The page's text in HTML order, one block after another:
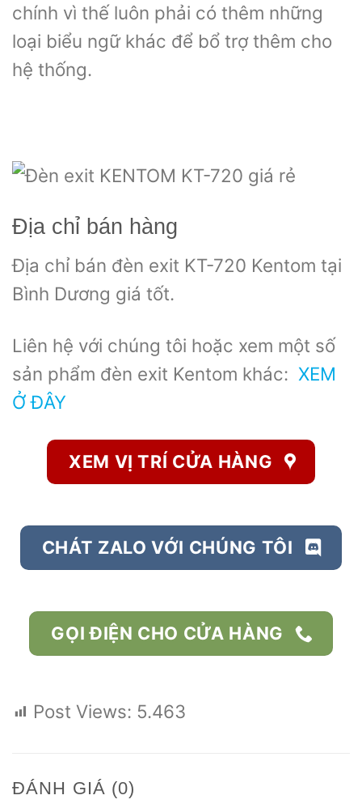
chính vì thế luôn phải có thêm những
loại biểu ngữ khác để bổ trợ thêm cho
hệ thống.
Địa chỉ bán hàng
Địa chỉ bán đèn exit KT-720 Kentom tại
Bình Dương giá tốt.
Liên hệ với chúng tôi hoặc xem một số
sản phẩm đèn exit Kentom khác: XEM
Ở ĐÂY
XEM VỊ TRÍ CỬA HÀNG
CHÁT ZALO VỚI CHÚNG TÔI
GỌI ĐIỆN CHO CỬA HÀNG
Post Views: 5.463
ĐÁNH GIÁ (0)